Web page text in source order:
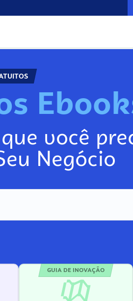
você
Negócio
GUIA DE INOVAÇÃO